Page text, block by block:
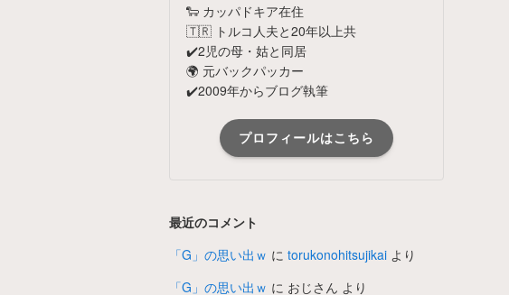
🐑 カッパドキア在住
🇹🇷 トルコ人夫と20年以上共
✔️2児の母・姑と同居
🌍 元バックパッカー
✔️2009年からブログ執筆
プロフィールはこちら
最近のコメント
「G」の思い出ｗ に torukonohitsujikai より
「G」の思い出ｗ に おじさん より